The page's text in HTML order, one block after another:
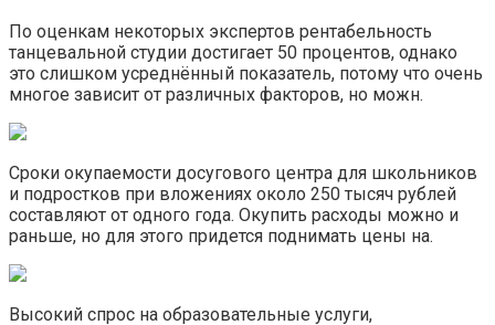
По оценкам некоторых экспертов рентабельность
танцевальной студии достигает 50 процентов, однако
это слишком усреднённый показатель, потому что очень
многое зависит от различных факторов, но можн.
Сроки окупаемости досугового центра для школьников
и подростков при вложениях около 250 тысяч рублей
составляют от одного года. Окупить расходы можно и
раньше, но для этого придется поднимать цены на.
Высокий спрос на образовательные услуги,